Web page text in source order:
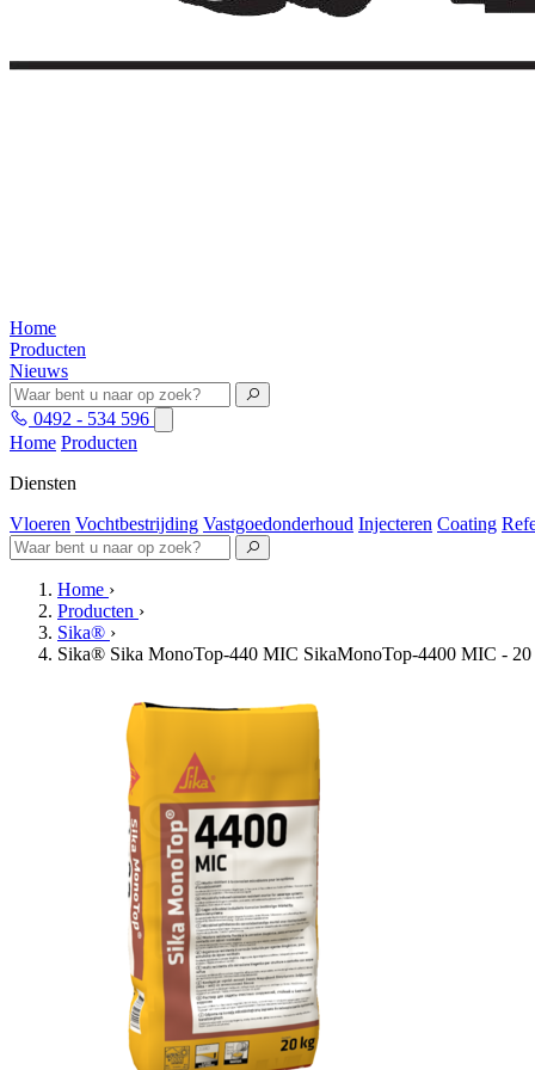
Home
Producten
Nieuws
0492 - 534 596
Home Producten
Diensten
Vloeren Vochtbestrijding Vastgoedonderhoud Injecteren Coating
Home ›
Producten ›
Sika® ›
Sika® Sika MonoTop-440 MIC SikaMonoTop-4400 MIC - 20